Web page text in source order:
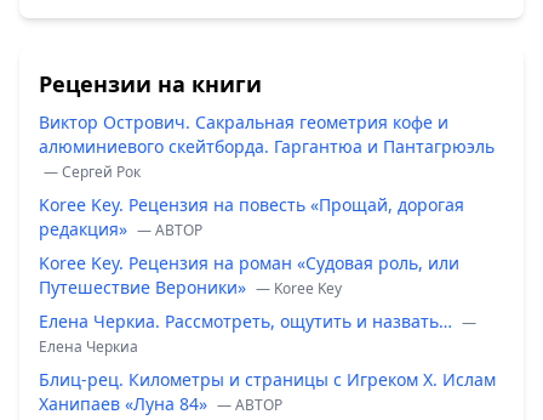
Рецензии на книги
Виктор Острович. Сакральная геометрия кофе и
алюминиевого скейтборда. Гаргантюа и Пантагрюэль
— Сергей Рок
Koree Key. Рецензия на повесть «Прощай, дорогая
редакция» — ABTOP
Koree Key. Рецензия на роман «Судовая роль, или
Путешествие Вероники» — Koree Key
Елена Черкиа. Рассмотреть, ощутить и назвать… —
Елена Черкиа
Блиц-рец. Километры и страницы с Игреком Х. Ислам
Ханипаев «Луна 84» — ABTOP